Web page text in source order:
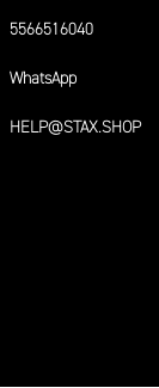
5566516040
WhatsApp
HELP@STAX.SHOP